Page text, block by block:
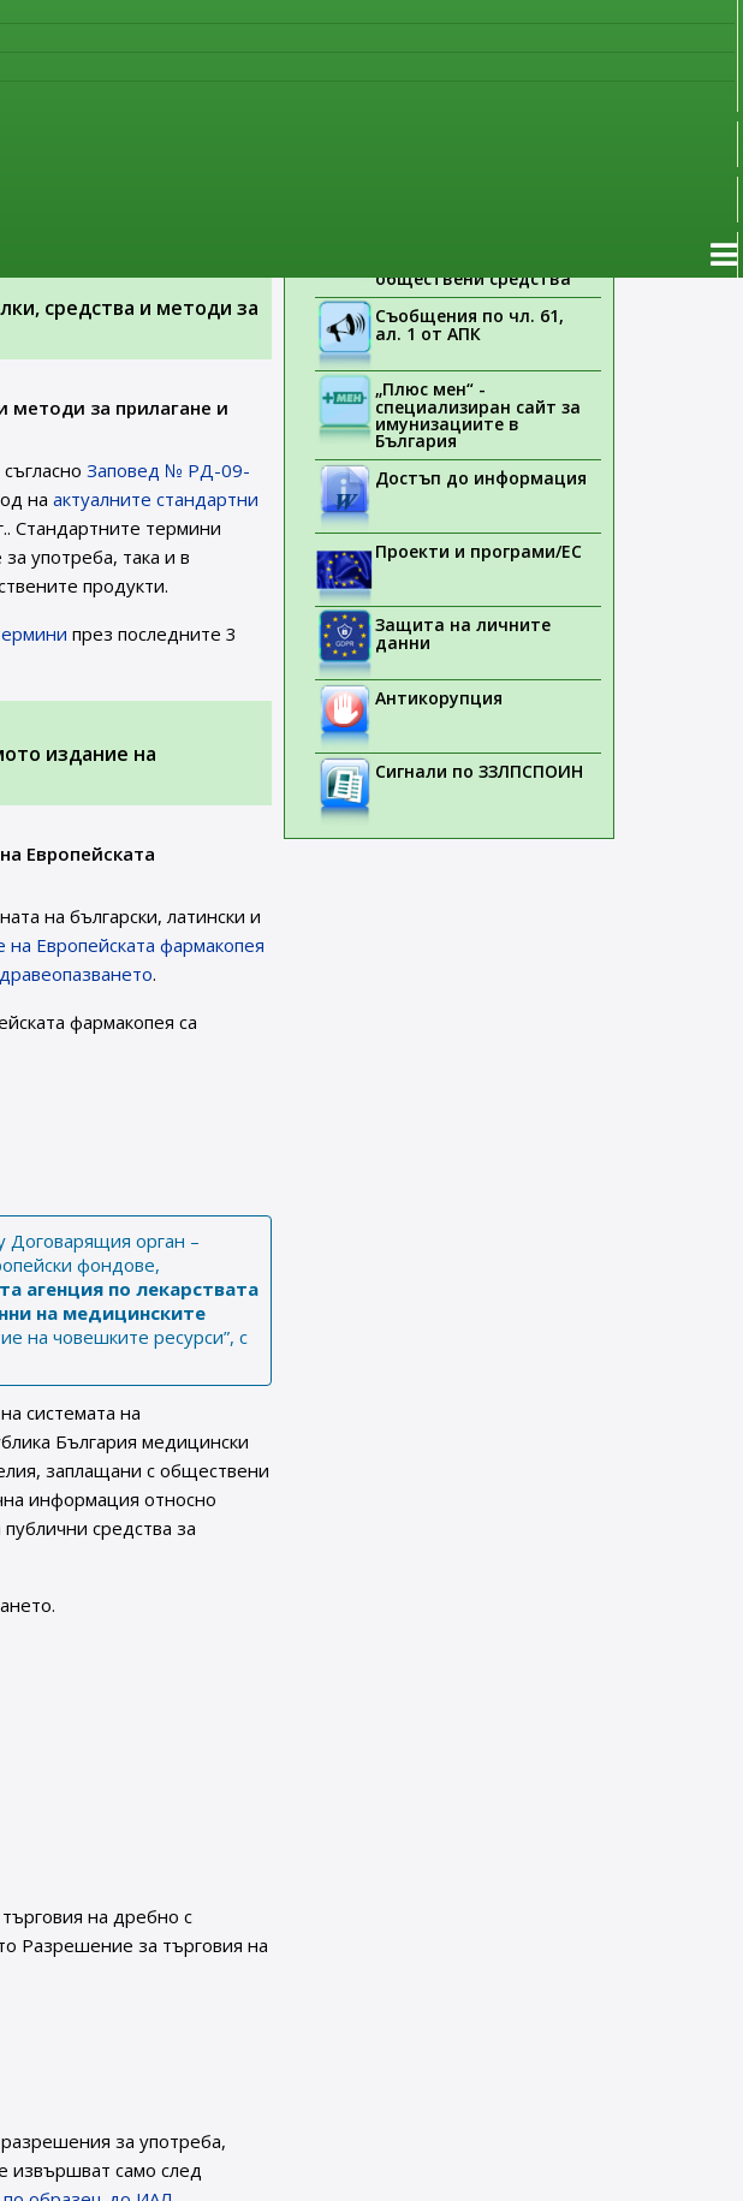
на всеки ПРУ трябва
средства и методи за
за прилагане и
съгласноЗаповед № РД-09-
на актуалните стандартни
Стандартните термини
употреба, така и в
продукти.
през последните 3
издание на
Европейската
на български, латински и
Европейската фармакопея
.
фармакопея са
Договарящия орган –
фондове,
агенция по лекарствата
на медицинските
на човешките ресурси”, с
системата на
България медицински
заплащани с обществени
информация относно
средства за
на дребно с
Разрешение за търговия на
за употреба,
извършват само след
обществени средства
Съобщения по чл. 61,
ал. 1 от АПК
„Плюс мен“ -
специализиран сайт за
имунизациите в
България
Достъп до информация
Проекти и програми/ЕС
Защита на личните
данни
Антикорупция
Сигнали по ЗЗЛПСПОИН